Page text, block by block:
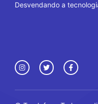
Desvendando a